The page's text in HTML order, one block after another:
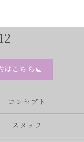
はこちら
コンセプト
スタッフ